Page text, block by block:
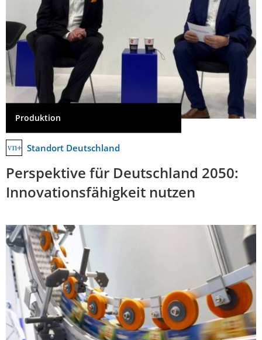
Produktion
Standort Deutschland
Perspektive für Deutschland 2050:
Innovationsfähigkeit nutzen